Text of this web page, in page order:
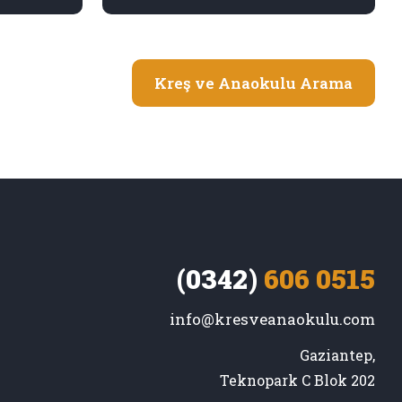
Kreş ve Anaokulu Arama
(0342) 606 0515
info@kresveanaokulu.com
Gaziantep,
Teknopark C Blok 202